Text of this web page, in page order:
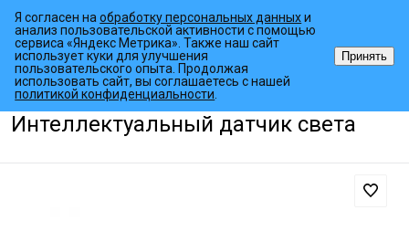
Главная страница • Каталог товаров • Комплектующие
Интеллектуальный датчик света
Я согласен наобработку персональных данныхи
анализ пользовательской активности с помощью
сервиса «Яндекс Метрика». Также наш сайт
использует куки для улучшения
пользовательского опыта. Продолжая
использовать сайт, вы соглашаетесь с нашей
политикой конфиденциальности
Принять